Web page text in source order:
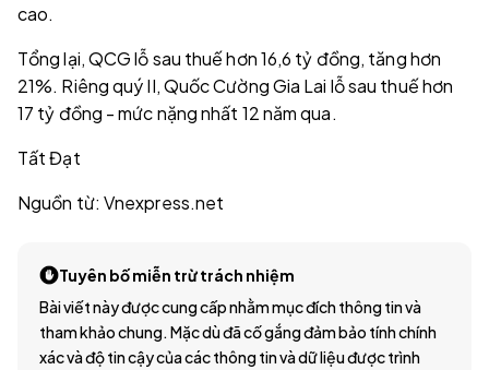
cao.
Tổng lại, QCG lỗ sau thuế hơn 16,6 tỷ đồng, tăng hơn
21%. Riêng quý II, Quốc Cường Gia Lai lỗ sau thuế hơn
17 tỷ đồng - mức nặng nhất 12 năm qua.
Tất Đạt
Nguồn từ: Vnexpress.net
Tuyên bố miễn trừ trách nhiệm
Bài viết này được cung cấp nhằm mục đích thông tin và
tham khảo chung. Mặc dù đã cố gắng đảm bảo tính chính
xác và độ tin cậy của các thông tin và dữ liệu được trình